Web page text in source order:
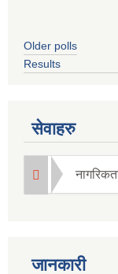
Older polls
Results
सेवाहरु
जानकारी